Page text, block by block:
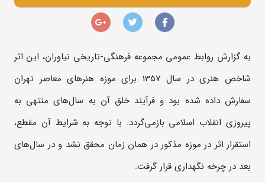
به گزارش روابط عمومی مجموعه فرهنگی-تاریخی نیاوران، این اثر
شاخص هنری در سال 1357 برای موزه هنرهای معاصر تهران
سفارش داده شده بود و فرآیند خلق آن به سال‌های منتهی به
پیروزی انقلاب اسلامی بازمی‌گردد. با توجه به شرایط آن مقطع،
استقرار اثر در موزه مذکور در همان زمان محقق نشد و در سال‌های
بعد در چرخه نگهداری قرار گرفت.